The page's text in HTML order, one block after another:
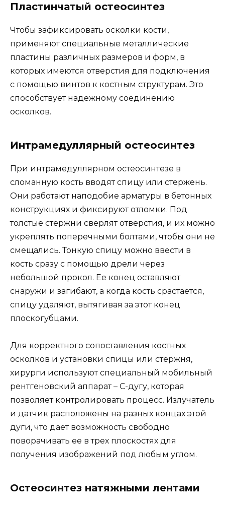
Пластинчатый остеосинтез
Чтобы зафиксировать осколки кости,
применяют специальные металлические
пластины различных размеров и форм, в
которых имеются отверстия для подключения
с помощью винтов к костным структурам. Это
способствует надежному соединению
осколков.
Интрамедуллярный остеосинтез
При интрамедуллярном остеосинтезе в
сломанную кость вводят спицу или стержень.
Они работают наподобие арматуры в бетонных
конструкциях и фиксируют отломки. Под
толстые стержни сверлят отверстия, и их можно
укреплять поперечными болтами, чтобы они не
смещались. Тонкую спицу можно ввести в
кость сразу с помощью дрели через
небольшой прокол. Ее конец оставляют
снаружи и загибают, а когда кость срастается,
спицу удаляют, вытягивая за этот конец
плоскогубцами.
Для корректного сопоставления костных
осколков и установки спицы или стержня,
хирурги используют специальный мобильный
рентгеновский аппарат – C-дугу, которая
позволяет контролировать процесс. Излучатель
и датчик расположены на разных концах этой
дуги, что дает возможность свободно
поворачивать ее в трех плоскостях для
получения изображений под любым углом.
Остеосинтез натяжными лентами